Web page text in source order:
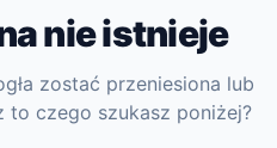
nie istnieje
zostać przeniesiona lub
to czego szukasz poniżej?